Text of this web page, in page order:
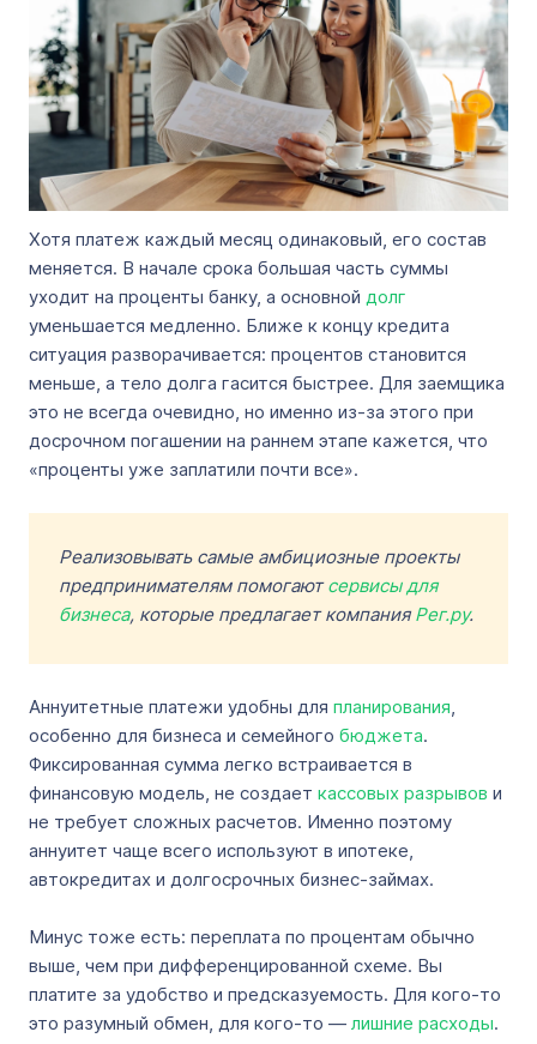
Хотя платеж каждый месяц одинаковый, его состав
меняется. В начале срока большая часть суммы
уходит на проценты банку, а основной долг
уменьшается медленно. Ближе к концу кредита
ситуация разворачивается: процентов становится
меньше, а тело долга гасится быстрее. Для заемщика
это не всегда очевидно, но именно из-за этого при
досрочном погашении на раннем этапе кажется, что
«проценты уже заплатили почти все».
Реализовывать самые амбициозные проекты
предпринимателям помогаютсервисы для
бизнеса, которые предлагает компанияРег.ру.
Аннуитетные платежи удобны для планирования,
особенно для бизнеса и семейного бюджета.
Фиксированная сумма легко встраивается в
финансовую модель, не создает кассовых разрывов и
не требует сложных расчетов. Именно поэтому
аннуитет чаще всего используют в ипотеке,
автокредитах и долгосрочных бизнес-займах.
Минус тоже есть: переплата по процентам обычно
выше, чем при дифференцированной схеме. Вы
платите за удобство и предсказуемость. Для кого-то
это разумный обмен, для кого-то — лишние расходы.